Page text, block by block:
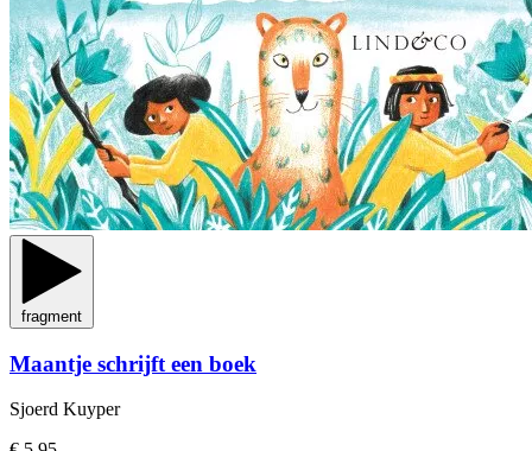
fragment
Maantje schrijft een boek
Sjoerd Kuyper